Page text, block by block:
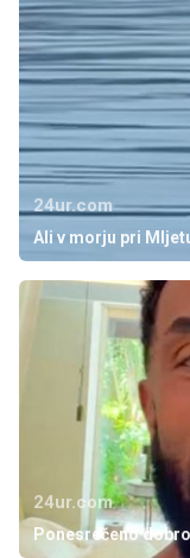
24ur.com
Ali v morju pri
24ur.com
Ponesrečeno